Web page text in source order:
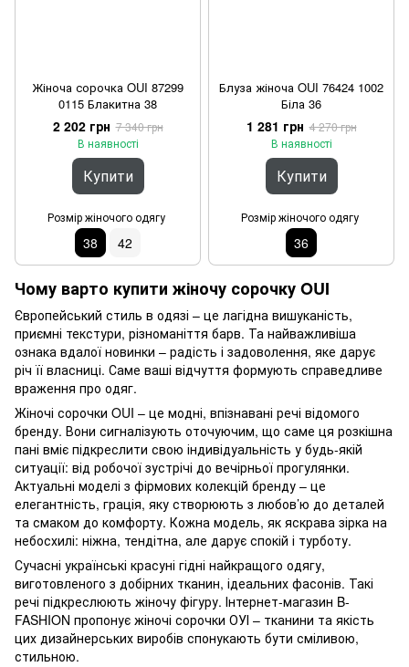
Жіноча сорочка OUI 87299
0115 Блакитна 38
2 202 грн 7 340 грн
В наявності
Купити
Розмір жіночого одягу
38 42
Блуза жіноча OUI 76424 1002
Біла 36
1 281 грн 4 270 грн
В наявності
Купити
Розмір жіночого одягу
36
Чому варто купити жіночу сорочку OUI
Європейський стиль в одязі – це лагідна вишуканість,
приємні текстури, різноманіття барв. Та найважливіша
ознака вдалої новинки – радість і задоволення, яке дарує
річ її власниці. Саме ваші відчуття формують справедливе
враження про одяг.
Жіночі сорочки OUI – це модні, впізнавані речі відомого
бренду. Вони сигналізують оточуючим, що саме ця розкішна
пані вміє підкреслити свою індивідуальність у будь-якій
ситуації: від робочої зустрічі до вечірньої прогулянки.
Актуальні моделі з фірмових колекцій бренду – це
елегантність, грація, яку створюють з любов’ю до деталей
та смаком до комфорту. Кожна модель, як яскрава зірка на
небосхилі: ніжна, тендітна, але дарує спокій і турботу.
Сучасні українські красуні гідні найкращого одягу,
виготовленого з добірних тканин, ідеальних фасонів. Такі
речі підкреслюють жіночу фігуру. Інтернет-магазин B-
FASHION пропонує жіночі сорочки ОУІ – тканини та якість
цих дизайнерських виробів спонукають бути сміливою,
стильною.